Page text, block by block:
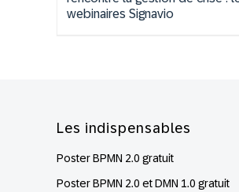
webinaires Signavio
Les indispensables
Poster BPMN 2.0 gratuit
Poster BPMN 2.0 et DMN 1.0 gratuit